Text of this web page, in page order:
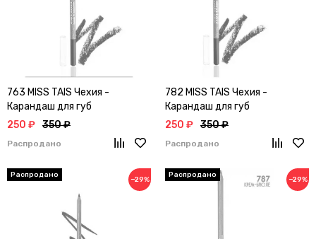
763 MISS TAIS Чехия -
Карандаш для губ
250 ₽ 350 ₽
Распродано
782 MISS TAIS Чехия -
Карандаш для губ
250 ₽ 350 ₽
Распродано
−29% −29%